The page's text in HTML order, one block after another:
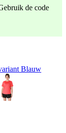
de code
Blauw